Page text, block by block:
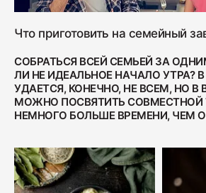
Что приготовить на семейный
СОБРАТЬСЯ ВСЕЙ СЕМЬЕЙ ЗА
ЛИ НЕ ИДЕАЛЬНОЕ НАЧАЛО УТРА?
УДАЕТСЯ, КОНЕЧНО, НЕ ВСЕМ, НО
МОЖНО ПОСВЯТИТЬ СОВМЕСТНОЙ
НЕМНОГО БОЛЬШЕ ВРЕМЕНИ, ЧЕМ